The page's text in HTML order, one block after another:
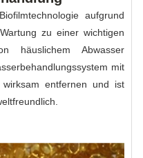
aufgrund
zu einer wichtigen
häuslichem Abwasser
mit
wirksam entfernen und ist